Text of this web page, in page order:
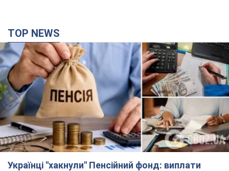
TOP NEWS
Українці "хакнули" Пенсійний фонд: виплати